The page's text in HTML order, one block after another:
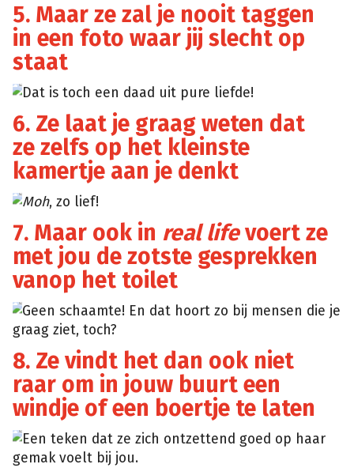
5. Maar ze zal je nooit taggen
in een foto waar jij slecht op
staat
Screenshots
Dat is toch een daad uit pure liefde!
6. Ze laat je graag weten dat
ze zelfs op het kleinste
kamertje aan je denkt
Giphy
Moh, zo lief!
7. Maar ook in real lifevoert ze
met jou de zotste gesprekken
vanop het toilet
Tumblr
Geen schaamte! En dat hoort zo bij mensen die je
graag ziet, toch?
8. Ze vindt het dan ook niet
raar om in jouw buurt een
windje of een boertje te laten
Giphy
Een teken dat ze zich ontzettend goed op haar
gemak voelt bij jou.